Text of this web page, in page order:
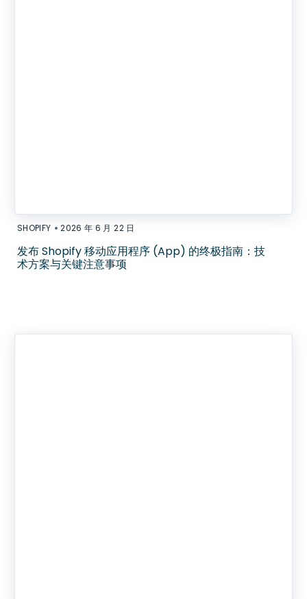
SHOPIFY • 2026 年 6 月 22 日
发布 Shopify 移动应用程序 (App) 的终极指南：技
术方案与关键注意事项